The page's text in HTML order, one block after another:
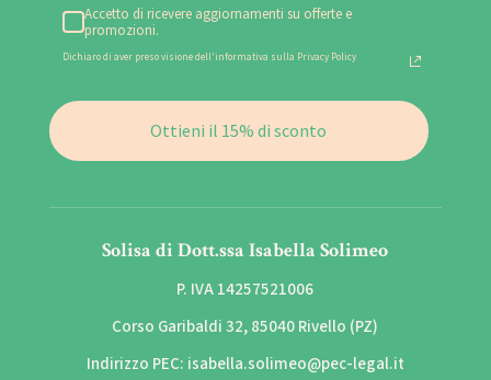
Accetto di ricevere aggiornamenti su offerte e
promozioni.
Dichiaro di aver preso visione dell'informativa sulla Privacy Policy
Ottieni il 15% di sconto
Solisa di Dott.ssa Isabella Solimeo
P. IVA 14257521006
Corso Garibaldi 32, 85040 Rivello (PZ)
Indirizzo PEC: isabella.solimeo@pec-legal.it